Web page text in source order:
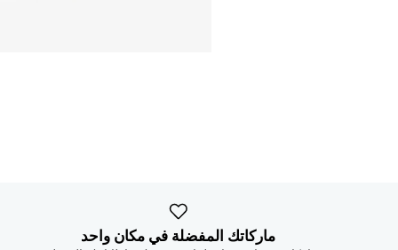
ماركاتك المفضلة في مكان واحد